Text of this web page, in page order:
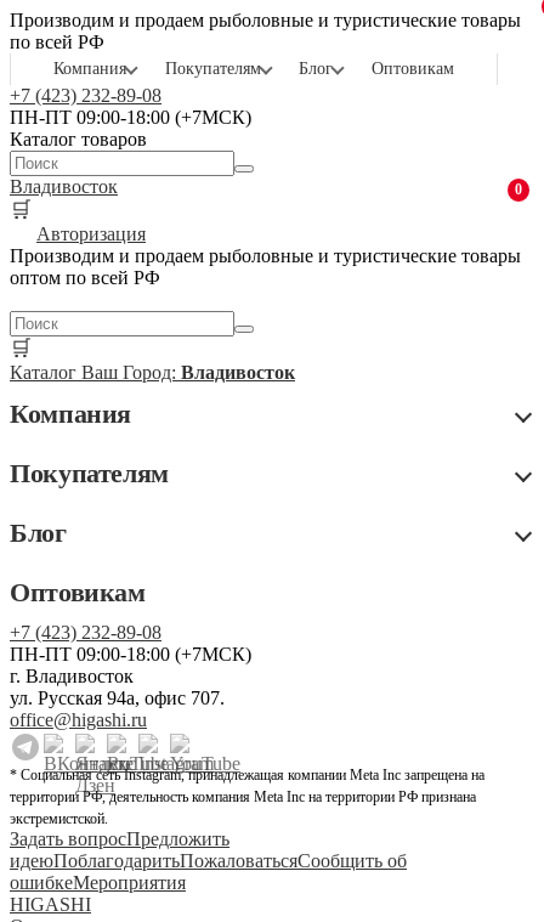
Производим и продаем рыболовные и туристические товары
по всей РФ
Компания Покупателям Блог Оптовикам
+7 (423) 232-89-08
ПН-ПТ 09:00-18:00 (+7МСК)
Каталог товаров
Владивосток
🛒
0
Авторизация
Производим и продаем рыболовные и туристические товары
оптом по всей РФ
🛒
Каталог Ваш Город: Владивосток
Компания
Покупателям
Блог
Оптовикам
+7 (423) 232-89-08
ПН-ПТ 09:00-18:00 (+7МСК)
г. Владивосток
ул. Русская 94а, офис 707.
office@higashi.ru
* Социальная сеть Instagram, принадлежащая компании Meta Inc запрещена на
территории РФ, деятельность компания Meta Inc на территории РФ признана
экстремистской.
Задать вопросПредложить
идеюПоблагодаритьПожаловатьсяСообщить об
ошибкеМероприятия
HIGASHI